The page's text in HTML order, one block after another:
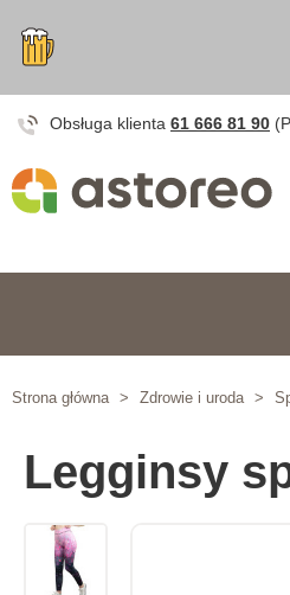
Obsługa klienta 61 666 81 90
Strona główna > Zdrowie i uroda >
Legginsy